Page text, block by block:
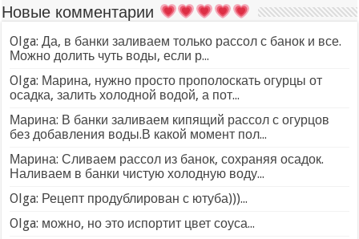
Новые комментарии
Olga: Да, в банки заливаем только рассол с банок и все.
Можно долить чуть воды, если р...
Olga: Марина, нужно просто прополоскать огурцы от
осадка, залить холодной водой, а пот...
Марина: В банки заливаем кипящий рассол с огурцов
без добавления воды.В какой момент пол...
Марина: Сливаем рассол из банок, сохраняя осадок.
Наливаем в банки чистую холодную воду...
Olga: Рецепт продублирован с ютуба)))...
Olga: можно, но это испортит цвет соуса...